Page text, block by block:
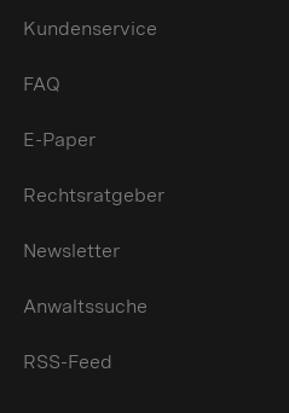
Kundenservice
FAQ
E-Paper
Rechtsratgeber
Newsletter
Anwaltssuche
RSS-Feed